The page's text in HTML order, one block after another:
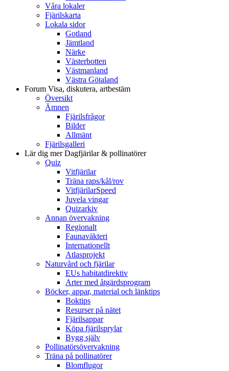
Våra lokaler
Fjärilskarta
Lokala sidor
Gotland
Jämtland
Närke
Västerbotten
Västmanland
Västra Götaland
Forum Visa, diskutera, artbestäm
Översikt
Ämnen
Fjärilsfrågor
Bilder
Allmänt
Fjärilsgalleri
Lär dig merDagfjärilar & pollinatörer
Quiz
Vitfjärilar
Träna raps/kål/rov
VitfjärilarSpeed
Juvela vingar
Quizarkiv
Annan övervakning
Regionalt
Faunaväkteri
Internationellt
Atlasprojekt
Naturvård och fjärilar
EUs habitatdirektiv
Arter med åtgärdsprogram
Böcker, appar, material och länktips
Boktips
Resurser på nätet
Fjärilsappar
Köpa fjärilsprylar
Bygg själv
Pollinatörsövervakning
Träna på pollinatörer
Blomflugor